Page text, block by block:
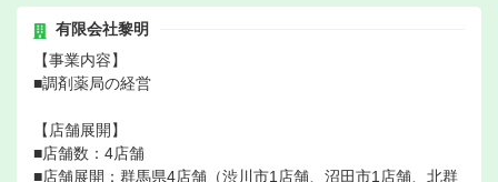
有限会社黎明
【事業内容】
■調剤薬局の経営
【店舗展開】
■店舗数：4店舗
■店舗展開：群馬県4店舗（渋川市1店舗、沼田市1店舗、北群